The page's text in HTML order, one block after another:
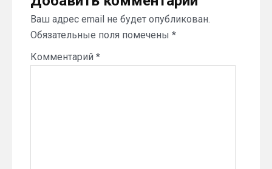
Ваш адрес email не будет опубликован.
Обязательные поля помечены *
Комментарий *